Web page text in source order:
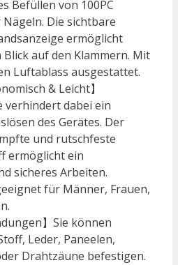
Befüllen von 100PC
Die sichtbare
ermöglicht
auf den Klammern. Mit
Luftablass ausgestattet.
& Leicht】
verhindert dabei ein
des Gerätes. Der
und rutschfeste
ermöglicht ein
sicheres Arbeiten.
für Männer, Frauen,
】Sie können
Leder, Paneelen,
Drahtzäune befestigen.